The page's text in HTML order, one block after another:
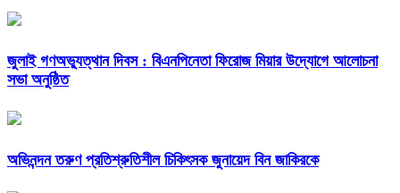
জুলাই গণঅভ্যুত্থান দিবস : বিএনপিনেতা ফিরোজ মিয়ার উদ্যোগে আলোচনা
সভা অনুষ্ঠিত
অভিনন্দন তরুণ প্রতিশ্রুতিশীল চিকিৎসক জুনায়েদ বিন জাকিরকে